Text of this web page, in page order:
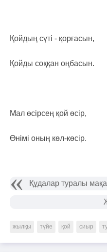
Қойдың сүті - қорғасын,
Қойды соққан оңбасын.
Мал өсірсең қой өсір,
Өнімі оның көл-көсір.
Құдалар туралы
жылқы түйе қой сиыр